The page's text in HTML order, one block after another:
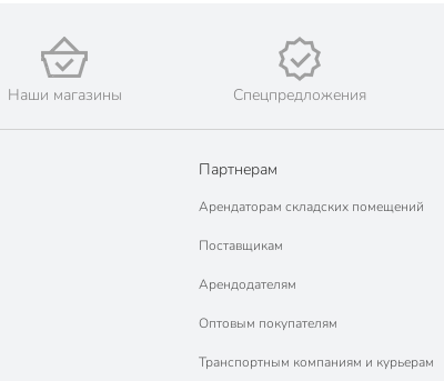
Наши магазины Спецпредложения
Партнерам
Арендаторам складских помещений
Поставщикам
Арендодателям
Оптовым покупателям
Транспортным компаниям и курьерам